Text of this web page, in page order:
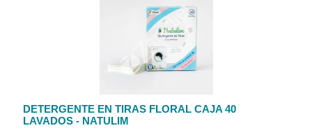
DETERGENTE EN TIRAS FLORAL CAJA 40
LAVADOS - NATULIM